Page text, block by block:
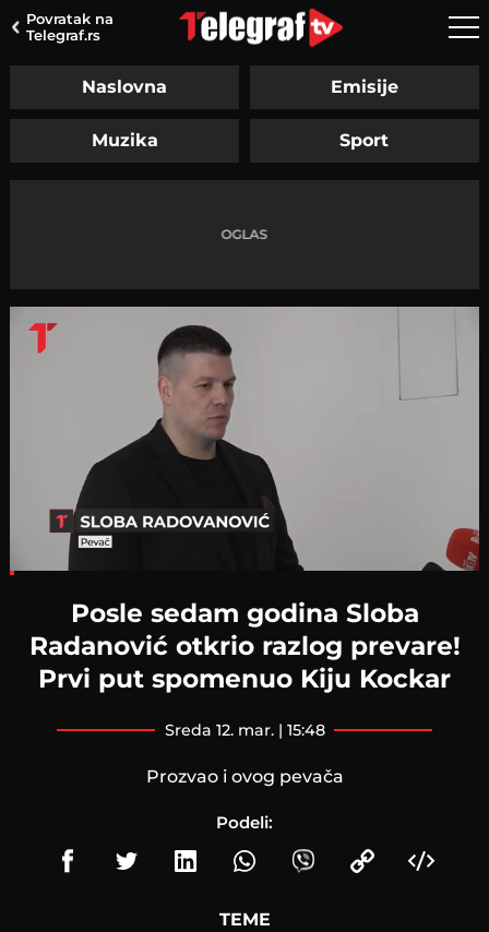
Povratak na
Telegraf.rs
Naslovna Emisije
Muzika Sport
Posle sedam godina Sloba
Radanović otkrio razlog prevare!
Prvi put spomenuo Kiju Kockar
sreda 12. mar. | 15:48
Prozvao i ovog pevača
Podeli:
TEME